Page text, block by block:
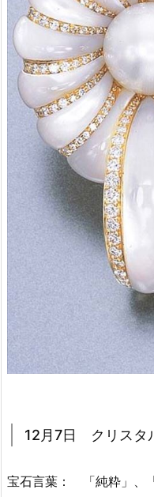
12月7日 クリスタ
宝石言葉： 「純粋」、